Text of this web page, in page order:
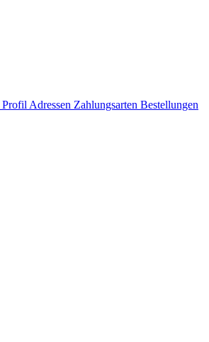
Profil Adressen Zahlungsarten Bestellungen